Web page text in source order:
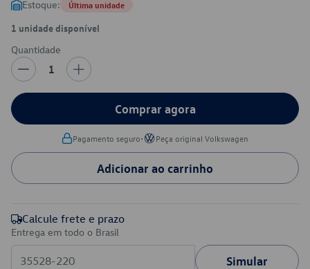
Estoque: Última unidade
1 unidade disponível
Quantidade
1
Comprar agora
Pagamento seguro• Peça original Volkswagen
Adicionar ao carrinho
Calcule frete e prazo
Entrega em todo o Brasil
Simular